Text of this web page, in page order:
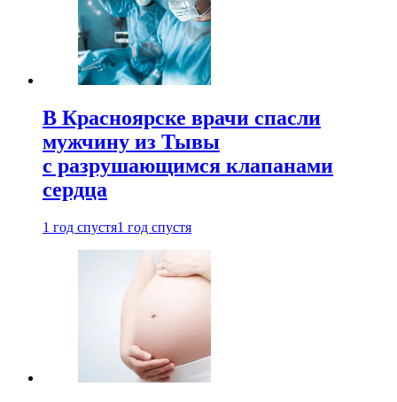
В Красноярске врачи спасли
мужчину из Тывы
с разрушающимся клапанами
сердца
1 год спустя1 год спустя